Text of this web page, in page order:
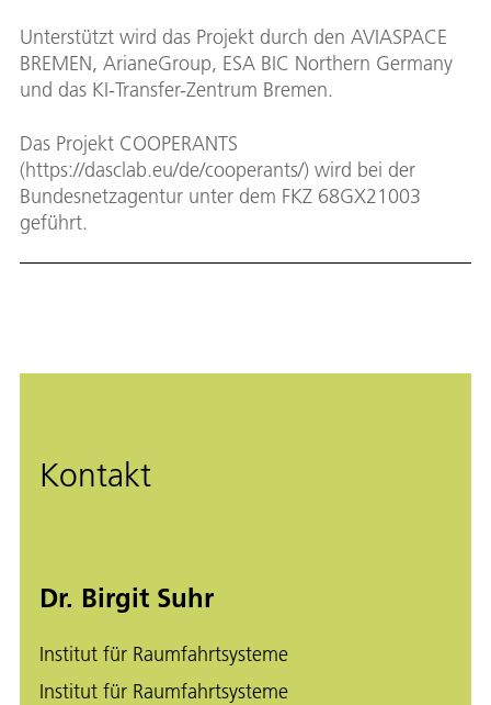
Unterstützt wird das Projekt durch den AVIASPACE
BREMEN, ArianeGroup, ESA BIC Northern Germany
und das KI-Transfer-Zentrum Bremen.
Das Projekt COOPERANTS
(https://dasclab.eu/de/cooperants/) wird bei der
Bundesnetzagentur unter dem FKZ 68GX21003
geführt.
Kontakt
Dr. Birgit Suhr
Institut für Raumfahrtsysteme
Institut für Raumfahrtsysteme